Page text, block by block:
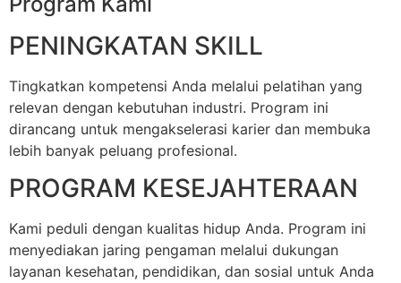
PENINGKATAN SKILL
Tingkatkan kompetensi Anda melalui pelatihan yang
relevan dengan kebutuhan industri. Program ini
dirancang untuk mengakselerasi karier dan membuka
lebih banyak peluang profesional.
PROGRAM KESEJAHTERAAN
Kami peduli dengan kualitas hidup Anda. Program ini
menyediakan jaring pengaman melalui dukungan
layanan kesehatan, pendidikan, dan sosial untuk Anda